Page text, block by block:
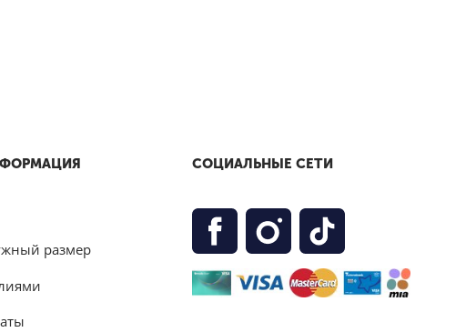
размер
СОЦИАЛЬНЫЕ СЕТИ